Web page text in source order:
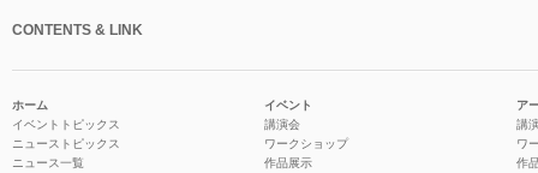
CONTENTS & LINK
ホーム
イベントトピックス
ニューストピックス
ニュース一覧
イベント
講演会
ワークショップ
作品展示
ア
講
ワ
作